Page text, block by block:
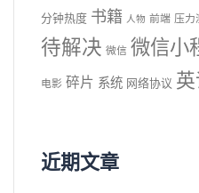
分钟热度 书籍 人物 前端 压力
待解决 微信 微信小
电影 碎片 系统 网络协议
近期文章